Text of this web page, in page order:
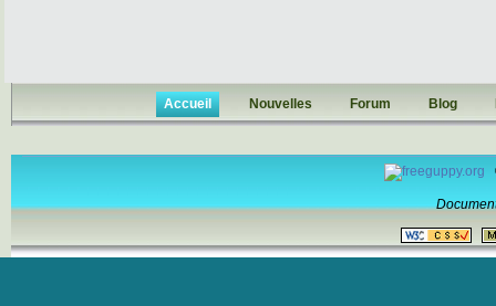
Accueil Nouvelles Forum Blog